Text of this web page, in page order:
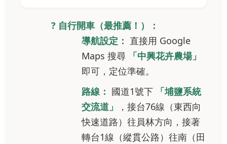
? 自行開車（最推薦！）：
導航設定： 直接用 Google
Maps 搜尋
「中興花卉農場」
即可，定位準確。
路線： 國道1號下
「埔鹽系統
交流道」
，接台76線（東西向
快速道路）往員林方向，接著
轉台1線（縱貫公路）往南（田